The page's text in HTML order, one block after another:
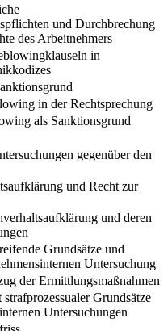
und Durchbrechung
des Arbeitnehmers
in
in der Rechtsprechung
als Sanktionsgrund
gegenüber den
und Recht zur
und deren
Grundsätze und
Untersuchung
der Ermittlungsmaßnahmen
Grundsätze
Untersuchungen